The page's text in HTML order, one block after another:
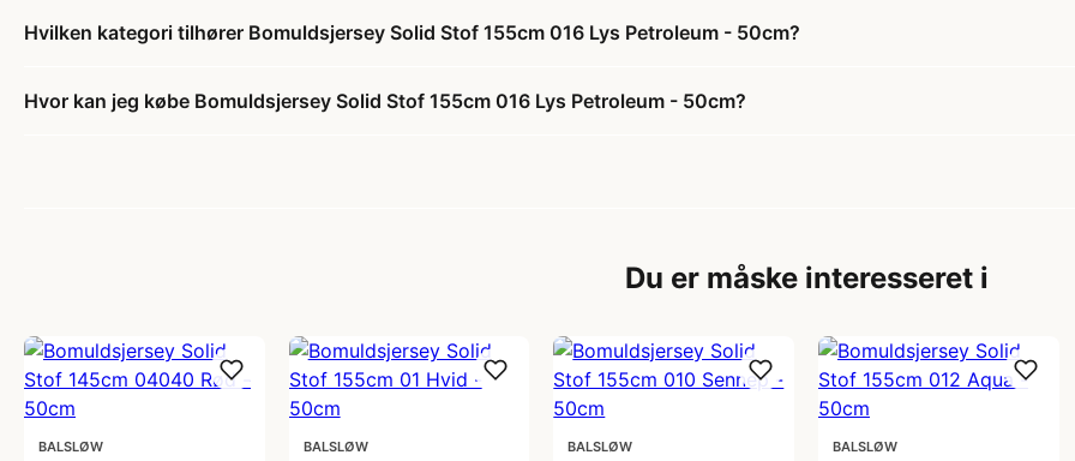
Hvilken kategori tilhører Bomuldsjersey Solid Stof 155cm 016 Lys Petroleum - 50cm?
Hvor kan jeg købe Bomuldsjersey Solid Stof 155cm 016 Lys Petroleum - 50cm?
Du er måske interesseret i
BALSLØW BALSLØW BALSLØW BALSLØW